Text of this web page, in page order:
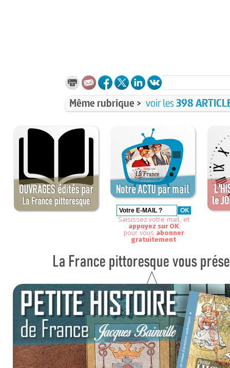
Même rubrique > voir les398
Saisissez votre mail, et
appuyez sur OK
pour vous abonner
gratuitement